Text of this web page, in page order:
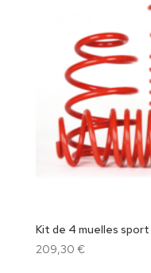
Kit de 4 muelles
209,30 €